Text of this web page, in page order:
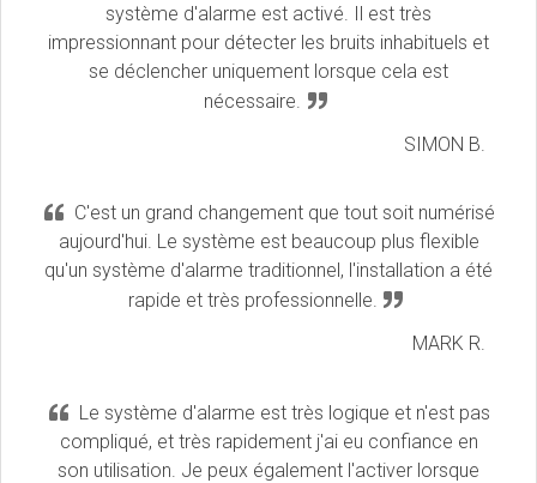
système d'alarme est activé. Il est très
impressionnant pour détecter les bruits inhabituels et
se déclencher uniquement lorsque cela est
nécessaire.
SIMON B.
C'est un grand changement que tout soit numérisé
aujourd'hui. Le système est beaucoup plus flexible
qu'un système d'alarme traditionnel, l'installation a été
rapide et très professionnelle.
MARK R.
Le système d'alarme est très logique et n'est pas
compliqué, et très rapidement j'ai eu confiance en
son utilisation. Je peux également l'activer lorsque